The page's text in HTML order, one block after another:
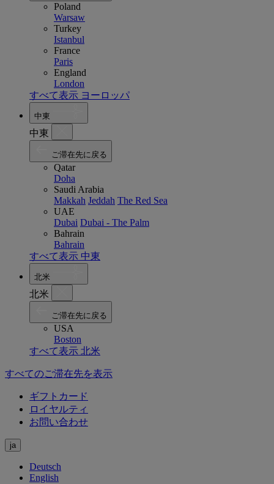
Poland
Warsaw
Turkey
Istanbul
France
Paris
England
London
すべて表示 ヨーロッパ
中東
中東
ご滞在先に戻る
Qatar
Doha
Saudi Arabia
Makkah Jeddah The Red Sea
UAE
Dubai Dubai - The Palm
Bahrain
Bahrain
すべて表示 中東
北米
北米
ご滞在先に戻る
USA
Boston
すべて表示 北米
すべてのご滞在先を表示
ギフトカード
ロイヤルティ
お問い合わせ
ja
Deutsch
English